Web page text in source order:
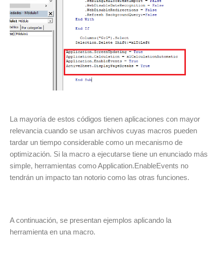
La mayoría de estos códigos tienen aplicaciones con mayor
relevancia cuando se usan archivos cuyas macros pueden
tardar un tiempo considerable como un mecanismo de
optimización. Si la macro a ejecutarse tiene un enunciado más
simple, herramientas como Application.EnableEvents no
tendrán un impacto tan notorio como las otras funciones.
A continuación, se presentan ejemplos aplicando la
herramienta en una macro.